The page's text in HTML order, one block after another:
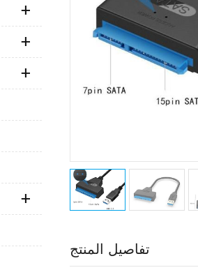
تفاصيل المنتج